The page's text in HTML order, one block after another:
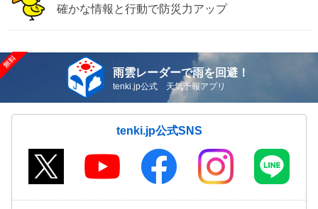
確かな情報と行動で防災力アップ
雨雲レーダーで雨を回避！
tenki.jp公式 天気予報アプリ
tenki.jp公式SNS